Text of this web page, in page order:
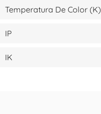
Temperatura De Color (K)
IP
IK